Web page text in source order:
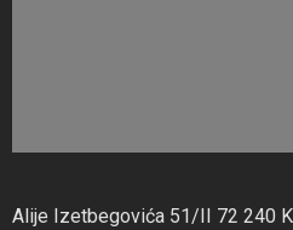
Alije Izetbegovića 51/II 72 240